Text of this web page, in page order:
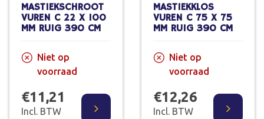
MASTIEKSCHROOT
VUREN C 22 X 100
MM RUIG 390 CM
Niet op
voorraad
€11,21
Incl. BTW
MASTIEKKLOS
VUREN C 75 X 75
MM RUIG 390 CM
Niet op
voorraad
€12,26
Incl. BTW